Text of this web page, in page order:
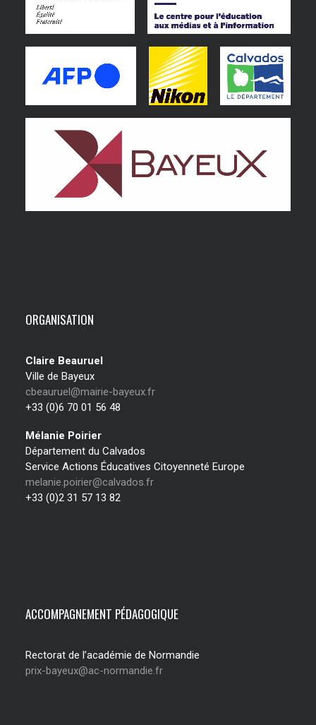
ORGANISATION
Claire Beauruel
Ville de Bayeux
cbeauruel@mairie-bayeux.fr
+33 (0)6 70 01 56 48
Mélanie Poirier
Département du Calvados
Service Actions Éducatives Citoyenneté Europe
melanie.poirier@calvados.fr
+33 (0)2 31 57 13 82
ACCOMPAGNEMENT PÉDAGOGIQUE
Rectorat de l’académie de Normandie
prix-bayeux@ac-normandie.fr